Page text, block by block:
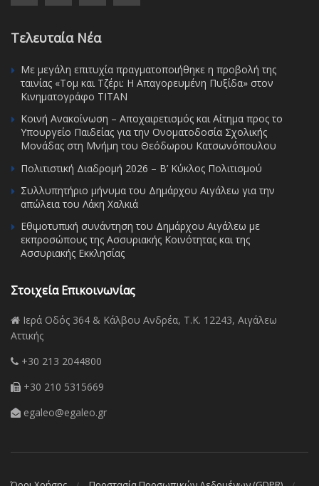
Τελευταία Νέα
Με μεγάλη επιτυχία πραγματοποιήθηκε η προβολή της
ταινίας «Τομ και Τζέρι: Η Απαγορευμένη Πυξίδα» στον
Κινηματογράφο ΤΙΤΑΝ
Κοινή Ανακοίνωση – Αποχαιρετισμός και Αίτημα προς το
Υπουργείο Παιδείας για την Ονοματοδοσία Σχολικής
Μονάδας στη Μνήμη του Θεόδωρου Κατσωνόπουλου
Πολιτιστική Διαδρομή 2026 – Β’ Κύκλος Πολιτισμού
Συλλυπητήριο μήνυμα του Δημάρχου Αιγάλεω για την
απώλεια του Λάκη Χαλκιά
Εθιμοτυπική συνάντηση του Δημάρχου Αιγάλεω με
εκπροσώπους της Ασσυριακής Κοινότητας και της
Ασσυριακής Εκκλησίας
Στοιχεία Επικοινωνίας
Ιερά Οδός 364 & Κάλβου Ανδρέα, Τ.Κ. 12243, Αιγάλεω
Αττικής
+30 213 2044800
+30 210 5315669
egaleo@egaleo.gr